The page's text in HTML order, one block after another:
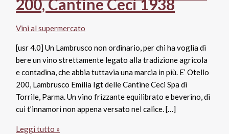
200, Cantine Ceci 1938
Vini al supermercato
[usr 4.0] Un Lambrusco non ordinario, per chi ha voglia di
bere un vino strettamente legato alla tradizione agricola
e contadina, che abbia tuttavia una marcia in più. E’ Otello
200, Lambrusco Emilia Igt delle Cantine Ceci Spa di
Torrile, Parma. Un vino frizzante equilibrato e beverino, di
cui t’innamori non appena versato nel calice. […]
Lambrusco
Leggi tutto »